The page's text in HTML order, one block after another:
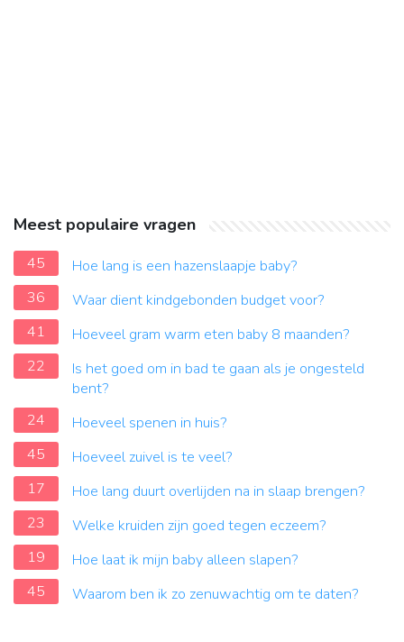
Meest populaire vragen
45
Hoe lang is een hazenslaapje baby?
36
Waar dient kindgebonden budget voor?
41
Hoeveel gram warm eten baby 8 maanden?
22
Is het goed om in bad te gaan als je ongesteld
bent?
24
Hoeveel spenen in huis?
45
Hoeveel zuivel is te veel?
17
Hoe lang duurt overlijden na in slaap brengen?
23
Welke kruiden zijn goed tegen eczeem?
19
Hoe laat ik mijn baby alleen slapen?
45
Waarom ben ik zo zenuwachtig om te daten?